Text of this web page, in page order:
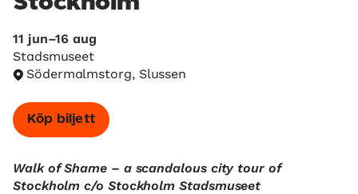
11 jun–16 aug
Stadsmuseet
Södermalmstorg, Slussen
Köp biljett
Walk of Shame – a scandalous city tour of
Stockholm c/o Stockholm Stadsmuseet